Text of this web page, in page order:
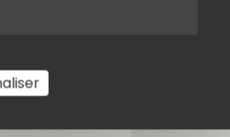
randonnée mais nous
SAINT SIDOINE et une